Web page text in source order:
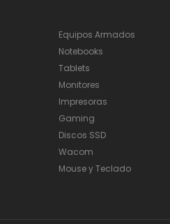
Equipos Armados
Notebooks
Tablets
Monitores
Impresoras
Gaming
Discos SSD
Wacom
Mouse y Teclado